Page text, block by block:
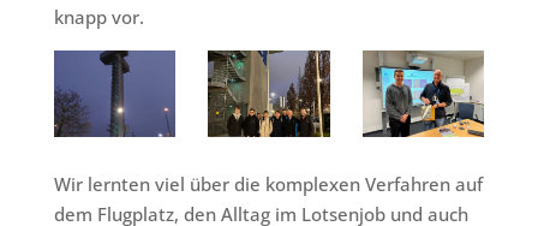
knapp vor.
Wir lernten viel über die komplexen Verfahren auf
dem Flugplatz, den Alltag im Lotsenjob und auch